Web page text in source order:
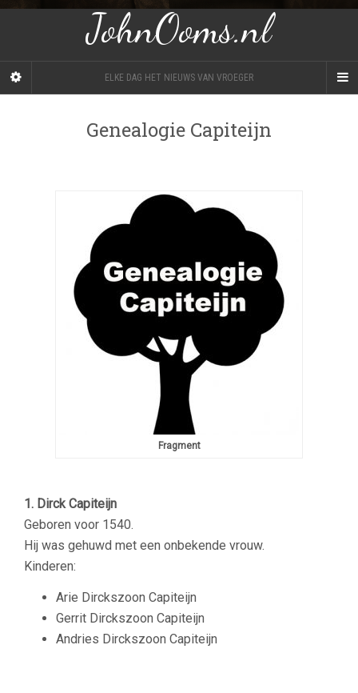
JohnOoms.nl
ELKE DAG HET NIEUWS VAN VROEGER
Genealogie Capiteijn
Fragment
1. Dirck Capiteijn
Geboren voor 1540.
Hij was gehuwd met een onbekende vrouw.
Kinderen:
Arie Dirckszoon Capiteijn
Gerrit Dirckszoon Capiteijn
Andries Dirckszoon Capiteijn